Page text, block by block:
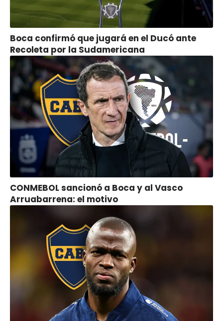
Boca confirmó que jugará en el Ducó ante
Recoleta por la Sudamericana
CONMEBOL sancionó a Boca y al Vasco
Arruabarrena: el motivo